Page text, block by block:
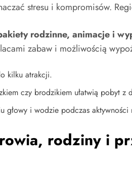
stresu i kompromisów.
rodzinne, animacje i
zabaw i możliwością
kilku atrakcji.
czy brodzikiem ułatwią pobyt z
głowy i wodzie podczas aktywności
rodziny i